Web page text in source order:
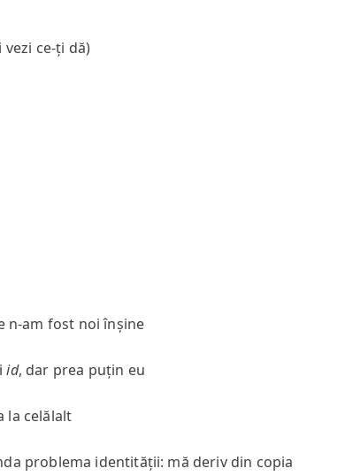
ce-ți dă)
n-am fost noi înșine
id, dar prea puțin eu
la celălalt
problema identității: mă deriv din copia